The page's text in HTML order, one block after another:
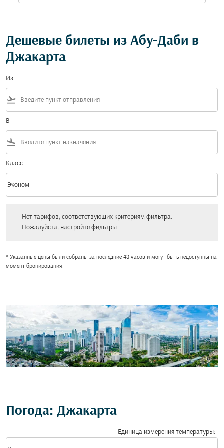
Дешевые билеты из Абу-Даби в
Джакарта
Из
flight_takeoff
В
flight_land
Класс
Класс option Эконом Selected
Эконом
keyboard_arrow_down
Нет тарифов, соответствующих критериям фильтра.
Пожалуйста, настройте фильтры.
* Указанные цены были собраны за последние 48 часов и могут быть недоступны на
момент бронирования.
Погода: Джакарта
Единица измерения температуры: